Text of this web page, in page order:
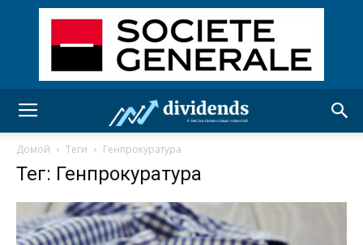
Домой Теги Генпрокуратура
Тег: Генпрокуратура